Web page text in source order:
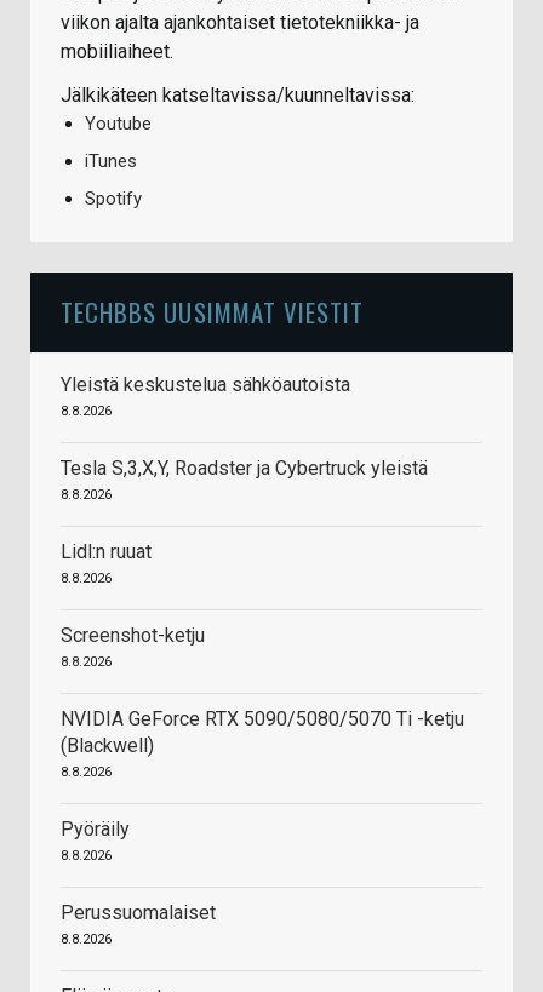
viikon ajalta ajankohtaiset tietotekniikka- ja
mobiiliaiheet.
Jälkikäteen katseltavissa/kuunneltavissa:
Youtube
iTunes
Spotify
TECHBBS UUSIMMAT VIESTIT
Yleistä keskustelua sähköautoista
8.8.2026
Tesla S,3,X,Y, Roadster ja Cybertruck yleistä
8.8.2026
Lidl:n ruuat
8.8.2026
Screenshot-ketju
8.8.2026
NVIDIA GeForce RTX 5090/5080/5070 Ti -ketju
(Blackwell)
8.8.2026
Pyöräily
8.8.2026
Perussuomalaiset
8.8.2026